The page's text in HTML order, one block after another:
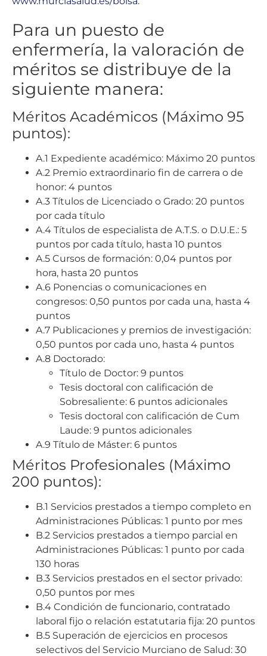
Para un puesto de
enfermería, la valoración de
méritos se distribuye de la
siguiente manera:
Méritos Académicos (Máximo 95
puntos):
A.1 Expediente académico: Máximo 20 puntos
A.2 Premio extraordinario fin de carrera o de
honor: 4 puntos
A.3 Títulos de Licenciado o Grado: 20 puntos
por cada título
A.4 Títulos de especialista de A.T.S. o D.U.E.: 5
puntos por cada título, hasta 10 puntos
A.5 Cursos de formación: 0,04 puntos por
hora, hasta 20 puntos
A.6 Ponencias o comunicaciones en
congresos: 0,50 puntos por cada una, hasta 4
puntos
A.7 Publicaciones y premios de investigación:
0,50 puntos por cada uno, hasta 4 puntos
A.8 Doctorado:
Título de Doctor: 9 puntos
Tesis doctoral con calificación de
Sobresaliente: 6 puntos adicionales
Tesis doctoral con calificación de Cum
Laude: 9 puntos adicionales
A.9 Título de Máster: 6 puntos
Méritos Profesionales (Máximo
200 puntos):
B.1 Servicios prestados a tiempo completo en
Administraciones Públicas: 1 punto por mes
B.2 Servicios prestados a tiempo parcial en
Administraciones Públicas: 1 punto por cada
130 horas
B.3 Servicios prestados en el sector privado:
0,50 puntos por mes
B.4 Condición de funcionario, contratado
laboral fijo o relación estatutaria fija: 20 puntos
B.5 Superación de ejercicios en procesos
selectivos del Servicio Murciano de Salud: 30